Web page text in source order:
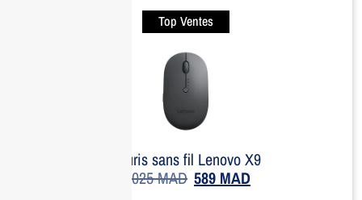
Top Ventes
Souris sans fil Lenovo X9
1,025MAD 589 MAD